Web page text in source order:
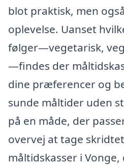
blot praktisk, men
oplevelse. Uanset
følger—vegetarisk,
—findes der
dine præferencer og
sunde måltider uden
på en måde, der
overvej at tage
måltidskasser i